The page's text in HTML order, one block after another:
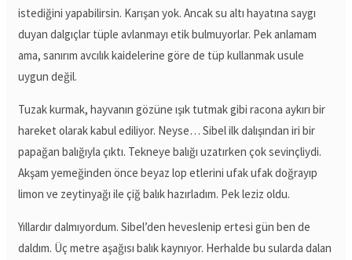
istediğini yapabilirsin. Karışan yok. Ancak su altı hayatına saygı
duyan dalgıçlar tüple avlanmayı etik bulmuyorlar. Pek anlamam
ama, sanırım avcılık kaidelerine göre de tüp kullanmak usule
uygun değil.
Tuzak kurmak, hayvanın gözüne ışık tutmak gibi racona aykırı bir
hareket olarak kabul ediliyor. Neyse… Sibel ilk dalışından iri bir
papağan balığıyla çıktı. Tekneye balığı uzatırken çok sevinçliydi.
Akşam yemeğinden önce beyaz lop etlerini ufak ufak doğrayıp
limon ve zeytinyağı ile çiğ balık hazırladım. Pek leziz oldu.
Yıllardır dalmıyordum. Sibel’den heveslenip ertesi gün ben de
daldım. Üç metre aşağısı balık kaynıyor. Herhalde bu sularda dalan